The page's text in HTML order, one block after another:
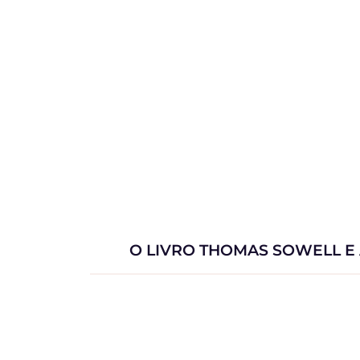
O LIVRO THOMAS SOWELL